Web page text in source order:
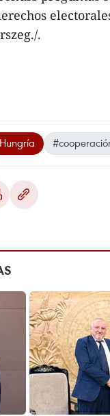
.